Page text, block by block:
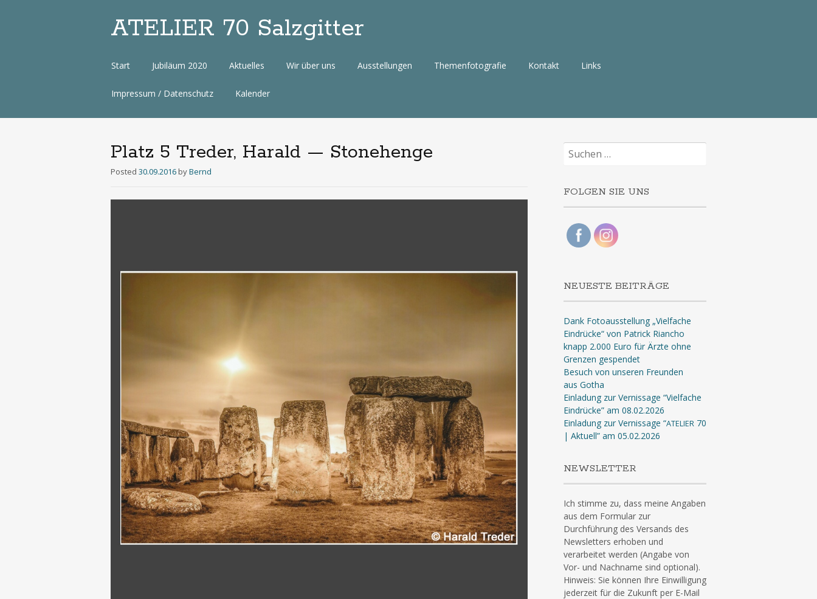
ATELIER 70 Salzgitter
Zum
Start Jubiläum 2020 Aktuelles Wir über uns Ausstellungen Themenfotografie Kontakt Links
Impressum / Datenschutz Kalender
Platz 5 Treder, Harald — Stonehenge
Posted 30.09.2016 byBernd
Suchen
nach:
FOLGEN SIE UNS
NEUESTE BEITRÄGE
Dank Fotoausstellung „Vielfache
Eindrücke“ von Patrick Riancho
knapp 2.000 Euro für Ärzte ohne
Grenzen gespendet
Besuch von unseren Freunden
aus Gotha
Einladung zur Vernissage “Vielfache
Eindrücke” am 08.02.2026
Einladung zur Vernissage “ATELIER70
| Aktuell” am 05.02.2026
NEWSLETTER
Ich stimme zu, dass meine Angaben
aus dem Formular zur
Durchführung des Versands des
Newsletters erhoben und
verarbeitet werden (Angabe von
Vor- und Nachname sind optional).
Hinweis: Sie können Ihre Einwilligung
jederzeit für die Zukunft per E-Mail